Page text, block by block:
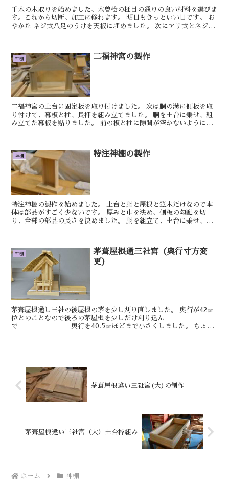
千木の木取りを始めました、木曽桧の柾目の通りの良い材料を選びま
す。これから切断、加工に移れます。 明日もきっといい日です。 お
やかた ネジ式八足のうけを天板に埋めました。 次にアリ式とネジ式
神棚 二福神宮の製作
二福神宮の土台に固定板を取り付けました。 次は胴の溝に側板を取
り付けて、幕板と柱、長押を組み立てました。 胴を土台に乗せ、組
み立てた幕板を貼りました。 前の板と柱に隙間が空かないようにク
神棚 特注神棚の製作
特注神棚の製作を始めました。 土台と胴と屋根と笠木だけなので本
体は部品がすごく少ないです。 厚みと巾を決め、側板の勾配を切
り、全部の部品の長さを決めました。 胴を組立て、土台に乗せ、笠
神棚
茅葺屋根通三社宮（奥行寸方変
更）
茅葺屋根通し三社の後屋根の茅を少し刈り直しました。 奥行が42㎝
位とのことなので後ろの茅屋根を少しだけ刈り込ん
で 奥行を40.5㎝ほどまで小さくしました。 ちょこ
茅葺屋根違い三社宮(大)の制作
茅葺屋根違い三社宮（大）土台枠組み
ホーム 神棚